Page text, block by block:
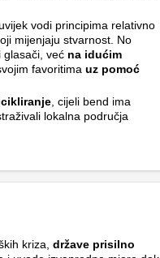
vodi principima relativno
mijenjaju stvarnost. No
glasači, već na idućim
favoritima uz pomoć
, cijeli bend ima
lokalna područja
kriza, države prisilno